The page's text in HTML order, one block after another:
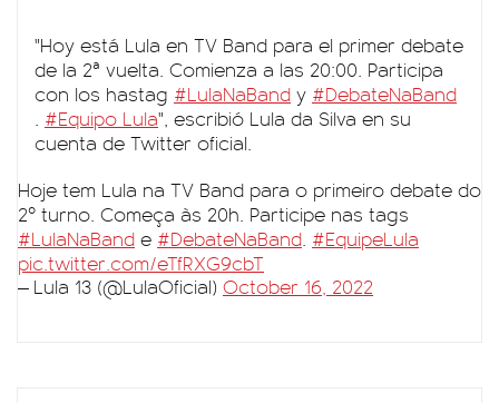
"Hoy está Lula en TV Band para el primer debate
de la 2ª vuelta. Comienza a las 20:00. Participa
con los hastag #LulaNaBand y #DebateNaBand
. #Equipo Lula", escribió Lula da Silva en su
cuenta de Twitter oficial.
Hoje tem Lula na TV Band para o primeiro debate do
2º turno. Começa às 20h. Participe nas tags
#LulaNaBand e #DebateNaBand. #EquipeLula
pic.twitter.com/eTfRXG9cbT
— Lula 13 (@LulaOficial) October 16, 2022